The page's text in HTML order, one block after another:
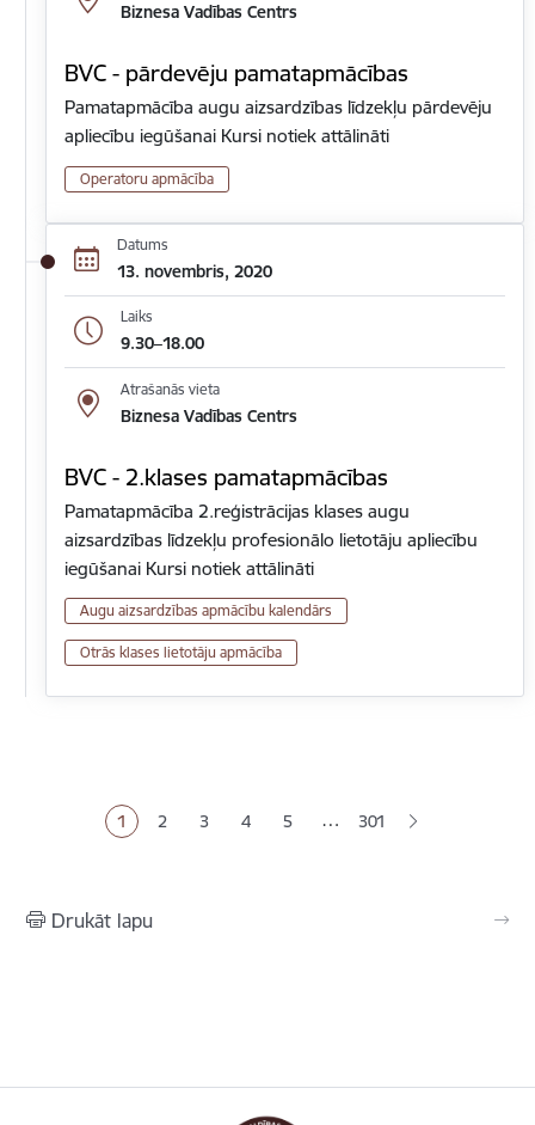
Biznesa Vadības Centrs
BVC - pārdevēju pamatapmācības
Pamatapmācība augu aizsardzības līdzekļu pārdevēju
apliecību iegūšanai Kursi notiek attālināti
Operatoru apmācība
Datums
13. novembris, 2020
Laiks
9.30–18.00
Atrašanās vieta
Biznesa Vadības Centrs
BVC - 2.klases pamatapmācības
Pamatapmācība 2.reģistrācijas klases augu
aizsardzības līdzekļu profesionālo lietotāju apliecību
iegūšanai Kursi notiek attālināti
Augu aizsardzības apmācību kalendārs
Otrās klases lietotāju apmācība
Pašreizējā lapa
1 Lapa
2 Lapa
3 Lapa
4 Lapa
5 … 301
Drukāt lapu